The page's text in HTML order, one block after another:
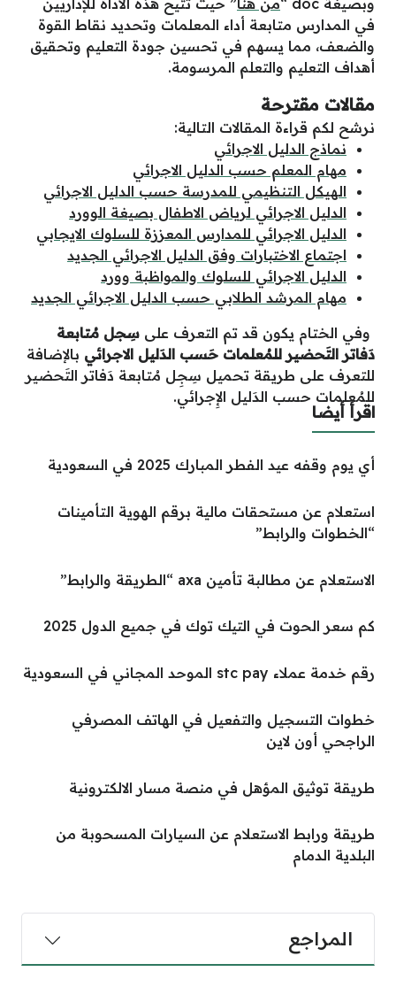
وبصيغة doc “
من هنا” حيث تتيح هذه الأداة للإداريين
في المدارس متابعة أداء المعلمات وتحديد نقاط القوة
والضعف، مما يسهم في تحسين جودة التعليم وتحقيق
أهداف التعليم والتعلم المرسومة.
مقالات مقترحة
نرشح لكم قراءة المقالات التالية:
نماذج الدليل الاجرائي
مهام المعلم حسب الدليل الاجرائي
الهيكل التنظيمي للمدرسة حسب الدليل الاجرائي
الدليل الاجرائي لرياض الاطفال بصيغة الوورد
الدليل الاجرائي للمدارس المعززة للسلوك الايجابي
اجتماع الاختبارات وفق الدليل الاجرائي الجديد
الدليل الاجرائي للسلوك والمواظبة وورد
مهام المرشد الطلابي حسب الدليل الاجرائي الجديد
وفي الختام يكون قد تم التعرف على سِجل مُتابعة
دَفاتر التَحضير للمُعلمات حَسب الدَليل الاجرائي بالإضافة
للتعرف على طريقة تحميل سِجِل مُتابعة دَفاتر التَحضير
للمُعلمات حسب الدَليل الإِجرائي.
اقرأ أيضا
أي يوم وقفه عيد الفطر المبارك 2025 في السعودية
استعلام عن مستحقات مالية برقم الهوية التأمينات
“الخطوات والرابط”
الاستعلام عن مطالبة تأمين axa “الطريقة والرابط”
كم سعر الحوت في التيك توك في جميع الدول 2025
رقم خدمة عملاء stc pay الموحد المجاني في السعودية
خطوات التسجيل والتفعيل في الهاتف المصرفي
الراجحي أون لاين
طريقة توثيق المؤهل في منصة مسار الالكترونية
طريقة ورابط الاستعلام عن السيارات المسحوبة من
البلدية الدمام
المراجع